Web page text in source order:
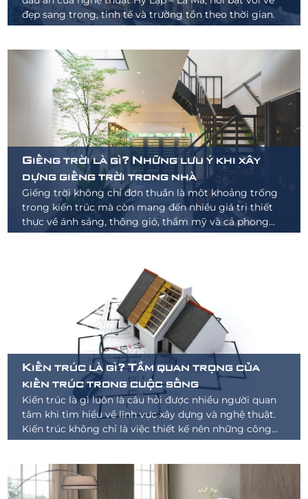
đẹp sang trọng, tinh tế và trường tồn theo thời gian.
Giếng trời là gì? Những lưu ý khi xây
dựng giếng trời trong nhà
Giếng trời không chỉ đơn thuần là một khoảng trống
trong kiến trúc mà còn mang đến nhiều giá trị thiết
thực về ánh sáng, thông gió, thẩm mỹ và cả phong
thủy
Kiến trúc là gì? Tầm quan trọng của
kiến trúc trong cuộc sống
Kiến trúc là gì luôn là câu hỏi được nhiều người quan
tâm khi tìm hiểu về lĩnh vực xây dựng và nghệ thuật.
Kiến trúc không chỉ là việc thiết kế nên những công
trình đẹp mắt